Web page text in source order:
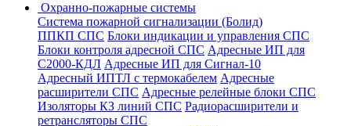
Охранно-пожарные системы
Система пожарной сигнализации (Болид)
ППКП СПС Блоки индикации и управления СПС
Блоки контроля адресной СПС Адресные ИП для
С2000-КДЛ Адресные ИП для Сигнал-10
Адресный ИПТЛ с термокабелем Адресные
расширители СПС Адресные релейные блоки СПС
Изоляторы КЗ линий СПС Радиорасширители и
ретрансляторы СПС